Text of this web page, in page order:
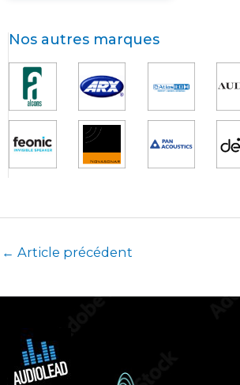
Nos autres marques
← Article précédent